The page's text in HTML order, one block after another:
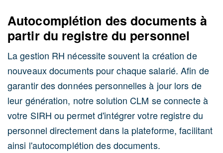
Autocomplétion des documents à
partir du registre du personnel
La gestion RH nécessite souvent la création de
nouveaux documents pour chaque salarié. Afin de
garantir des données personnelles à jour lors de
leur génération, notre solution CLM se connecte à
votre SIRH ou permet d'intégrer votre registre du
personnel directement dans la plateforme, facilitant
ainsi l'autocomplétion des documents.